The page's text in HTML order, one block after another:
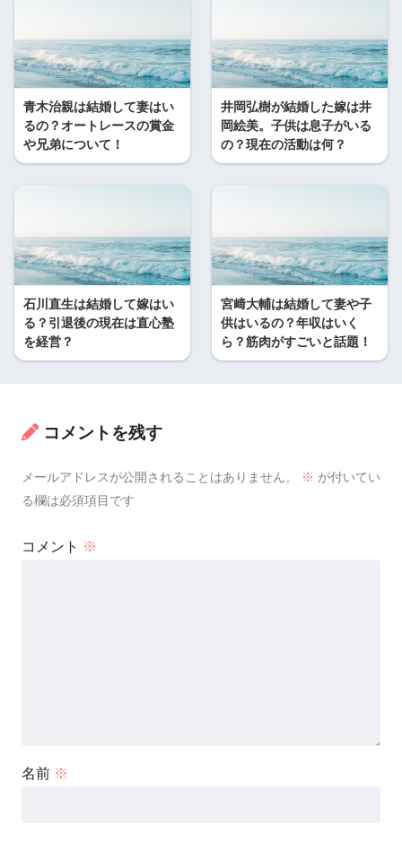
青木治親は結婚して妻はい
るの？オートレースの賞金
や兄弟について！
井岡弘樹が結婚した嫁は井
岡絵美。子供は息子がいる
の？現在の活動は何？
石川直生は結婚して嫁はい
る？引退後の現在は直心塾
を経営？
宮﨑大輔は結婚して妻や子
供はいるの？年収はいく
ら？筋肉がすごいと話題！
コメントを残す
メールアドレスが公開されることはありません。 ※ が付いてい
る欄は必須項目です
コメント ※
名前 ※